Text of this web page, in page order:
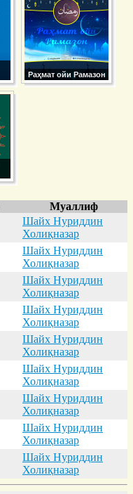
Раҳмат ойи Рамазон
Муаллиф
Шайх Нуриддин
Холиқназар
Шайх Нуриддин
Холиқназар
Шайх Нуриддин
Холиқназар
Шайх Нуриддин
Холиқназар
Шайх Нуриддин
Холиқназар
Шайх Нуриддин
Холиқназар
Шайх Нуриддин
Холиқназар
Шайх Нуриддин
Холиқназар
Шайх Нуриддин
Холиқназар